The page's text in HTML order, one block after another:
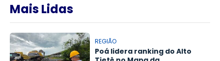
Mais Lidas
REGIÃO
Poá lidera ranking do Alto